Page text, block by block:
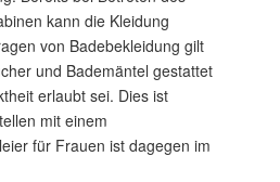
kann die Kleidung
von Badebekleidung gilt
und Bademäntel gestattet
erlaubt sei. Dies ist
mit einem
für Frauen ist dagegen im